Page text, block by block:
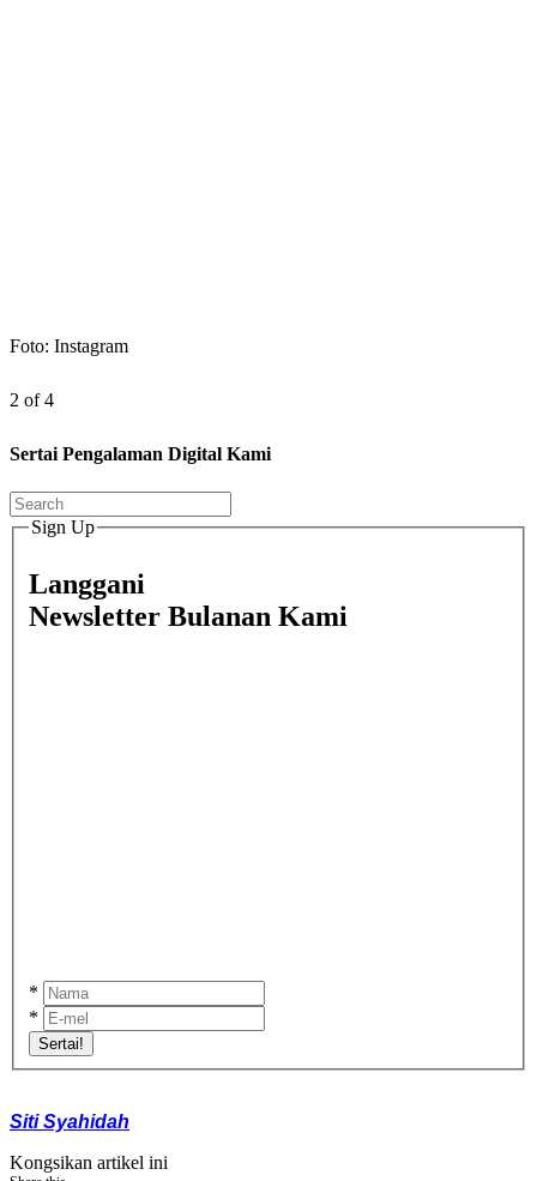
Foto: Instagram
2 of 4
Sertai Pengalaman Digital Kami
Sign Up
Langgani
Newsletter Bulanan Kami
*
*
Sertai!
Siti Syahidah
Kongsikan artikel ini